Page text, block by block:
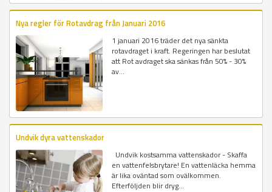
Nya regler för Rotavdrag från Januari 2016
1 januari 2016 träder det nya sänkta
rotavdraget i kraft. Regeringen har beslutat
att Rot avdraget ska sänkas från 50% - 30%
av...
Undvik dyra vattenskador
Undvik kostsamma vattenskador - Skaffa
en vattenfelsbrytare! En vattenläcka hemma
är lika oväntad som ovälkommen.
Efterföljden blir dryg...